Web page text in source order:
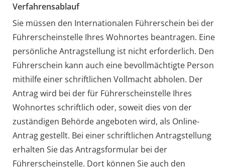
Verfahrensablauf
Sie müssen den Internationalen Führerschein bei der
Führerscheinstelle Ihres Wohnortes beantragen. Eine
persönliche Antragstellung ist nicht erforderlich. Den
Führerschein kann auch eine bevollmächtigte Person
mithilfe einer schriftlichen Vollmacht abholen. Der
Antrag wird bei der für Führerscheinstelle Ihres
Wohnortes schriftlich oder, soweit dies von der
zuständigen Behörde angeboten wird, als Online-
Antrag gestellt. Bei einer schriftlichen Antragstellung
erhalten Sie das Antragsformular bei der
Führerscheinstelle. Dort können Sie auch den